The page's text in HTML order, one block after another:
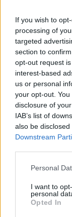
If you wish to
processing of
targeted
section to
opt-out request
interest-based
us or personal
your opt-out.
disclosure of
IAB’s list of
also be
Downstream
Personal
I want to
personal
Opted In
Letra Depende
Letra Oyeme
Letra Dos
Letra Te Miro
Letra Como
+ Letras de